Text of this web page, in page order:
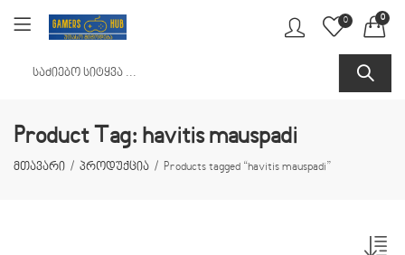
0 0
Product Tag: havitis mauspadi
მთავარი პროდუქცია Products tagged “havitis mauspadi”